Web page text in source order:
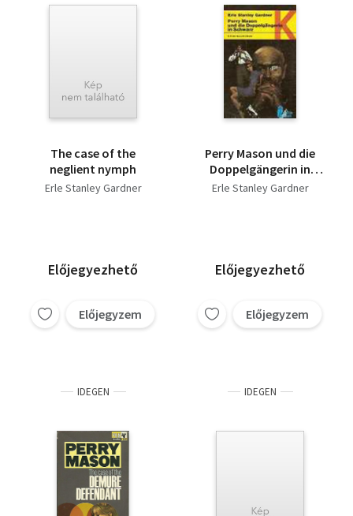
The case of the
neglient nymph
Erle Stanley Gardner
Előjegyezhető
Előjegyzem
Perry Mason und die
Doppelgängerin in
Schwarz
Erle Stanley Gardner
Előjegyezhető
Előjegyzem
IDEGEN IDEGEN